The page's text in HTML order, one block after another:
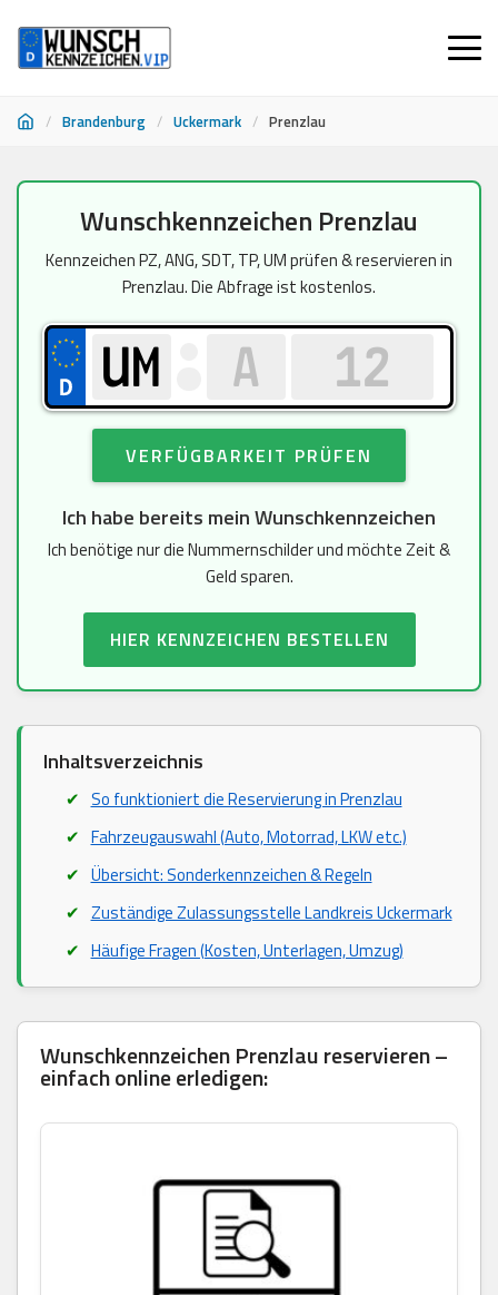
/ Brandenburg / Uckermark / Prenzlau
springen
Wunschkennzeichen Prenzlau
Kennzeichen PZ, ANG, SDT, TP, UM prüfen & reservieren in
Prenzlau. Die Abfrage ist kostenlos.
VERFÜGBARKEIT PRÜFEN
Ich habe bereits mein Wunschkennzeichen
Ich benötige nur die Nummernschilder und möchte Zeit &
Geld sparen.
HIER KENNZEICHEN BESTELLEN
Inhaltsverzeichnis
So funktioniert die Reservierung in Prenzlau
Fahrzeugauswahl (Auto, Motorrad, LKW etc.)
Übersicht: Sonderkennzeichen & Regeln
Zuständige Zulassungsstelle Landkreis Uckermark
Häufige Fragen (Kosten, Unterlagen, Umzug)
Wunschkennzeichen Prenzlau reservieren –
einfach online erledigen: